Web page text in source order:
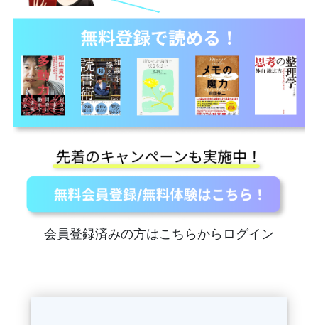
会員登録済みの方はこちらからログイン